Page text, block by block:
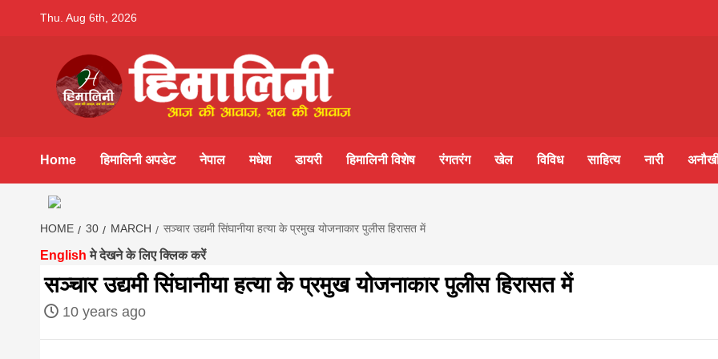
Thu. Aug 6th, 2026
Himalini.com-
hindi magazine
||madhesh
khabar:Himalini
NEWS IN HINDI FROM NEPAL, BANK LOAN NEWS
Home हिमालिनी अपडेट नेपाल मधेश डायरी हिमालिनी विशेष रंगतरंग खेल विविध साहित्य नारी
HOME 30 MARCH सञ्चार उद्यमी सिंघानीया हत्या के प्रमुख योजनाकार पुलीस हिरासत में
English मे देखने के लिए क्लिक करें
सञ्चार उद्यमी सिंघानीया हत्या के प्रमुख योजनाकार पुलीस हिरासत में
10 years ago